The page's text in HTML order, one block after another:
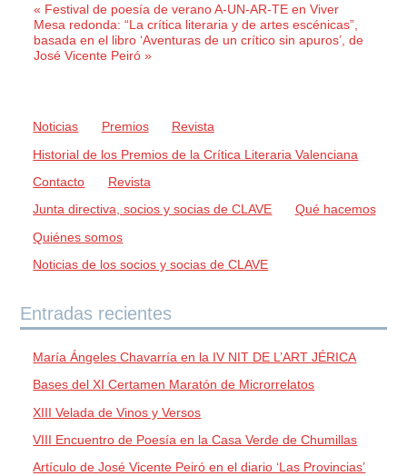
« Festival de poesía de verano A-UN-AR-TE en Viver
Mesa redonda: “La crítica literaria y de artes escénicas”,
basada en el libro ‘Aventuras de un crítico sin apuros’, de
José Vicente Peiró »
Noticias Premios
Revista
Historial de los Premios de la Crítica Literaria Valenciana
Contacto
Revista
Junta directiva, socios y socias de CLAVE
Qué hacemos
Quiénes somos
Noticias de los socios y socias de CLAVE
Entradas recientes
María Ángeles Chavarría en la IV NIT DE L’ART JÉRICA
Bases del XI Certamen Maratón de Microrrelatos
XIII Velada de Vinos y Versos
VIII Encuentro de Poesía en la Casa Verde de Chumillas
Artículo de José Vicente Peiró en el diario ‘Las Provincias’